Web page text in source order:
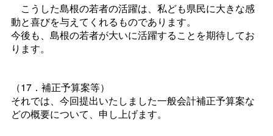
こうした島根の若者の活躍は、私ども県民に大きな感
動と喜びを与えてくれるものであります。
今後も、島根の若者が大いに活躍することを期待してお
ります。
（17．補正予算案等）
それでは、今回提出いたしました一般会計補正予算案な
どの概要について、申し上げます。